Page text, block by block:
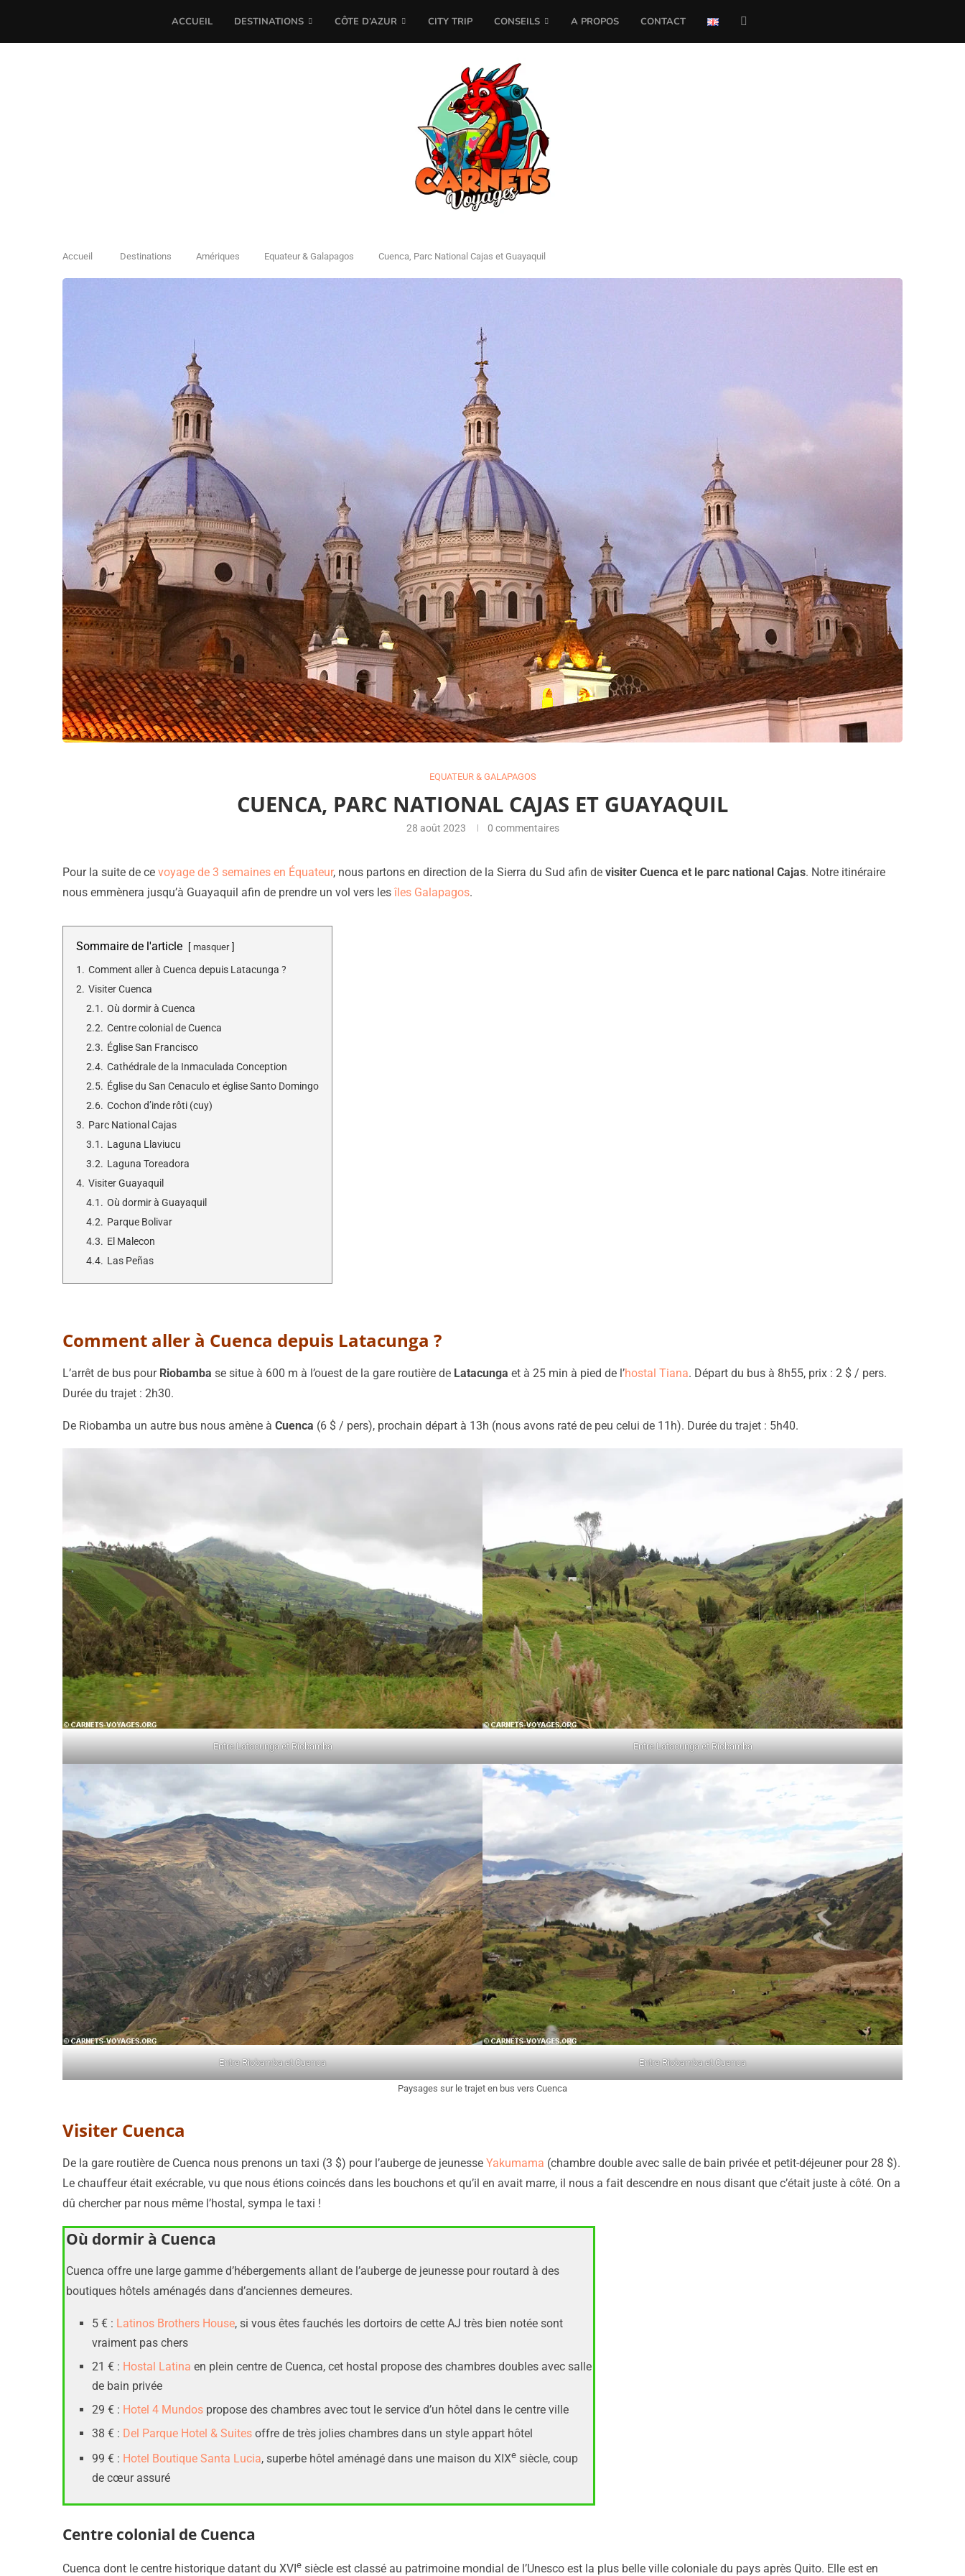
ACCUEIL DESTINATIONS CÔTE D’AZUR CITY TRIP CONSEILS A PROPOS CONTACT
Accueil Destinations Amériques Equateur & Galapagos Cuenca, Parc National Cajas et Guayaquil
EQUATEUR & GALAPAGOS
CUENCA, PARC NATIONAL CAJAS ET GUAYAQUIL
28 août 2023 0 commentaires
Pour la suite de ce voyage de 3 semaines en Équateur, nous partons en direction de la Sierra du Sud afin de visiter Cuenca et le parc national Cajas. Notre itinéraire
nous emmènera jusqu’à Guayaquil afin de prendre un vol vers les îles Galapagos.
Sommaire de l'article masquer
1. Comment aller à Cuenca depuis Latacunga ?
2. Visiter Cuenca
2.1. Où dormir à Cuenca
2.2. Centre colonial de Cuenca
2.3. Église San Francisco
2.4. Cathédrale de la Inmaculada Conception
2.5. Église du San Cenaculo et église Santo Domingo
2.6. Cochon d’inde rôti (cuy)
3. Parc National Cajas
3.1. Laguna Llaviucu
3.2. Laguna Toreadora
4. Visiter Guayaquil
4.1. Où dormir à Guayaquil
4.2. Parque Bolivar
4.3. El Malecon
4.4. Las Peñas
Comment aller à Cuenca depuis Latacunga ?
L’arrêt de bus pour Riobamba se situe à 600 m à l’ouest de la gare routière de Latacunga et à 25 min à pied de l’hostal Tiana. Départ du bus à 8h55, prix : 2 $ / pers.
Durée du trajet : 2h30.
De Riobamba un autre bus nous amène à Cuenca (6 $ / pers), prochain départ à 13h (nous avons raté de peu celui de 11h). Durée du trajet : 5h40.
Entre Latacunga et Riobamba Entre Latacunga et Riobamba
Entre Riobamba et Cuenca Entre Riobamba et Cuenca
Paysages sur le trajet en bus vers Cuenca
Visiter Cuenca
De la gare routière de Cuenca nous prenons un taxi (3 $) pour l’auberge de jeunesse Yakumama (chambre double avec salle de bain privée et petit-déjeuner pour 28 $).
Le chauffeur était exécrable, vu que nous étions coincés dans les bouchons et qu’il en avait marre, il nous a fait descendre en nous disant que c’était juste à côté. On a
dû chercher par nous même l’hostal, sympa le taxi !
Où dormir à Cuenca
Cuenca offre une large gamme d’hébergements allant de l’auberge de jeunesse pour routard à des
boutiques hôtels aménagés dans d’anciennes demeures.
5 € : Latinos Brothers House, si vous êtes fauchés les dortoirs de cette AJ très bien notée sont
vraiment pas chers
21 € : Hostal Latina en plein centre de Cuenca, cet hostal propose des chambres doubles avec salle
de bain privée
29 € : Hotel 4 Mundos propose des chambres avec tout le service d’un hôtel dans le centre ville
38 € : Del Parque Hotel & Suites offre de très jolies chambres dans un style appart hôtel
99 € : Hotel Boutique Santa Lucia, superbe hôtel aménagé dans une maison du XIXe siècle, coup
de cœur assuré
Centre colonial de Cuenca
Cuenca dont le centre historique datant du XVIe siècle est classé au patrimoine mondial de l’Unesco est la plus belle ville coloniale du pays après Quito. Elle est en